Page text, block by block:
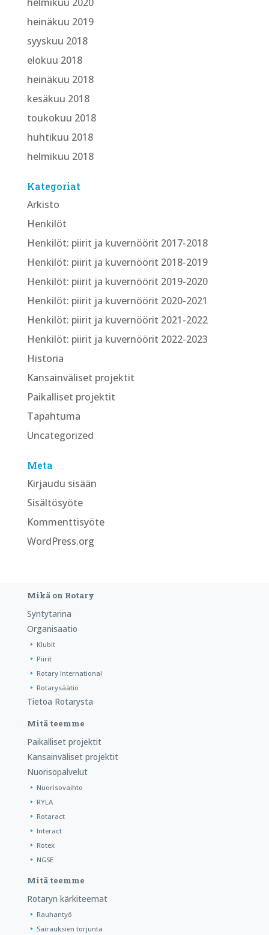
heinäkuu 2019
syyskuu 2018
elokuu 2018
heinäkuu 2018
kesäkuu 2018
toukokuu 2018
huhtikuu 2018
helmikuu 2018
Kategoriat
Arkisto
Henkilöt
Henkilöt: piirit ja kuvernöörit 2017-2018
Henkilöt: piirit ja kuvernöörit 2018-2019
Henkilöt: piirit ja kuvernöörit 2019-2020
Henkilöt: piirit ja kuvernöörit 2020-2021
Henkilöt: piirit ja kuvernöörit 2021-2022
Henkilöt: piirit ja kuvernöörit 2022-2023
Historia
Kansainväliset projektit
Paikalliset projektit
Tapahtuma
Uncategorized
Meta
Kirjaudu sisään
Sisältösyöte
Kommenttisyöte
WordPress.org
Mikä on Rotary
Syntytarina
Organisaatio
Klubit
Piirit
Rotary International
Rotarysäätiö
Tietoa Rotarysta
Mitä teemme
Paikalliset projektit
Kansainväliset projektit
Nuorisopalvelut
Nuorisovaihto
RYLA
Rotaract
Interact
Rotex
NGSE
Mitä teemme
Rotaryn kärkiteemat
Rauhantyö
Sairauksien torjunta